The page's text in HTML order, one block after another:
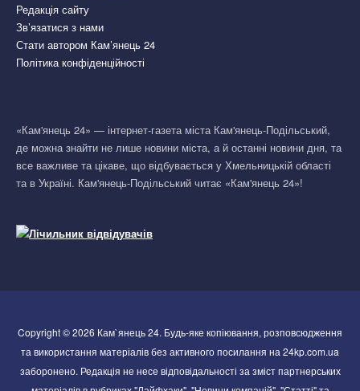
Редакція сайту
Зв’язатися з нами
Стати автором Кам’янець 24
Політика конфіденційності
«Кам'янець 24» — інтернет-газета міста Кам'янець-Подільський,
де можна знайти не лише новини міста, а й останні новини дня, та
все важливе та цікаве, що відбувається у Хмельницькій області
та в Україні. Кам'янець-Подільський читає «Кам'янець 24»!
Copyright © 2026 Кам`янець 24. Будь-яке копіювання, розповсюдження
та використання матеріалів без активного посилання на 24kp.com.ua
заборонено. Редакція не несе відповідальності за зміст партнерських